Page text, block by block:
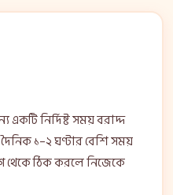
নির্দিষ্ট সময় বরাদ্দ
১–২ ঘণ্টার বেশি সময়
থেকে ঠিক করলে নিজেকে